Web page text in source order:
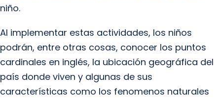
niño.
Al implementar estas actividades, los niños
podrán, entre otras cosas, conocer los puntos
cardinales en inglés, la ubicación geográfica del
país donde viven y algunas de sus
características como los fenomenos naturales